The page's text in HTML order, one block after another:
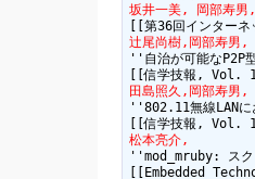
坂井一美, 岡部寿
辻尾尚樹,岡部寿男,
''自治が可能な
田島照久,岡部寿男,
''802.11無線LANに
松本亮介,
''mod_mruby: スク